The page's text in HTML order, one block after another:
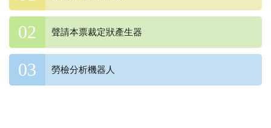
聲請本票裁定狀產生器
勞檢分析機器人